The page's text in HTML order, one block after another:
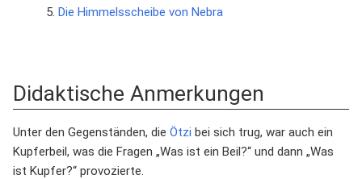
Die Himmelsscheibe von Nebra
Didaktische Anmerkungen
Unter den Gegenständen, die Ötzi bei sich trug, war auch ein
Kupferbeil, was die Fragen „Was ist ein Beil?“ und dann „Was
ist Kupfer?“ provozierte.